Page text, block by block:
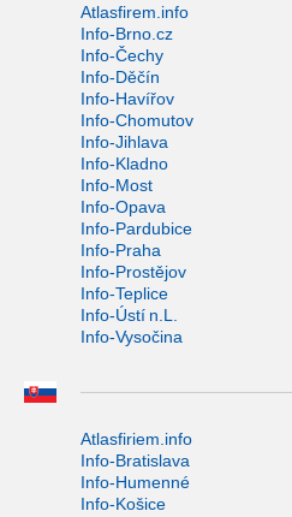
Atlasfirem.info
Info-Brno.cz
Info-Čechy
Info-Děčín
Info-Havířov
Info-Chomutov
Info-Jihlava
Info-Kladno
Info-Most
Info-Opava
Info-Pardubice
Info-Praha
Info-Prostějov
Info-Teplice
Info-Ústí n.L.
Info-Vysočina
Atlasfiriem.info
Info-Bratislava
Info-Humenné
Info-Košice